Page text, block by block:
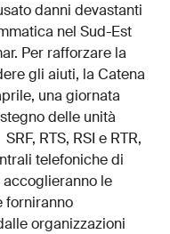
danni devastanti
nel Sud-Est
Per rafforzare la
gli aiuti, la Catena
una giornata
delle unità
RTS, RSI e RTR,
telefoniche di
accoglieranno le
forniranno
organizzazioni